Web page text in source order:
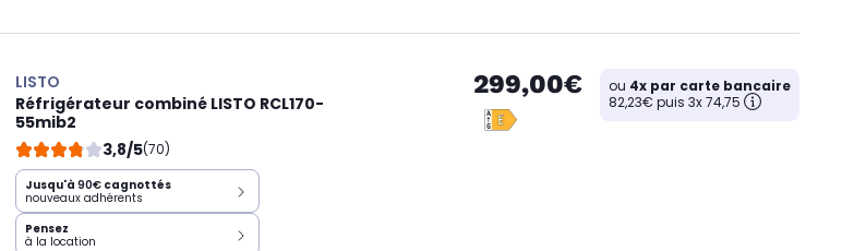
LISTO
Réfrigérateur combiné LISTO RCL170-
55mib2
3,8/5(70)
Jusqu'à 90€ cagnottés
nouveaux adhérents
Pensez
à la location
299,00€ ou 4x par carte bancaire
82,23€ puis 3x 74,75